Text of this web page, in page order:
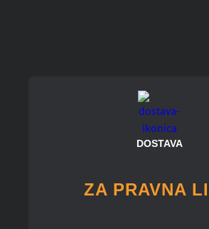
DOSTAVA
ZA PRAVNA